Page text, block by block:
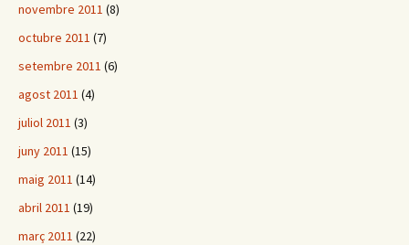
novembre 2011 (8)
octubre 2011 (7)
setembre 2011 (6)
agost 2011 (4)
juliol 2011 (3)
juny 2011 (15)
maig 2011 (14)
abril 2011 (19)
març 2011 (22)